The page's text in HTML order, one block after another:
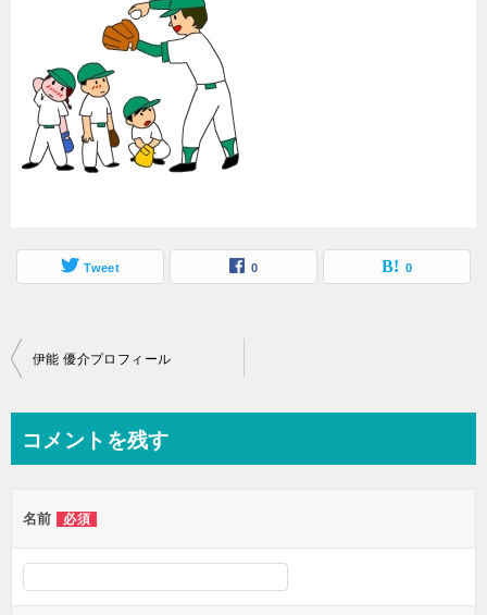
Tweet 0 0
投
ビ
ー
シ
伊能 優介プロフィール
コメントを残す
名前 必須